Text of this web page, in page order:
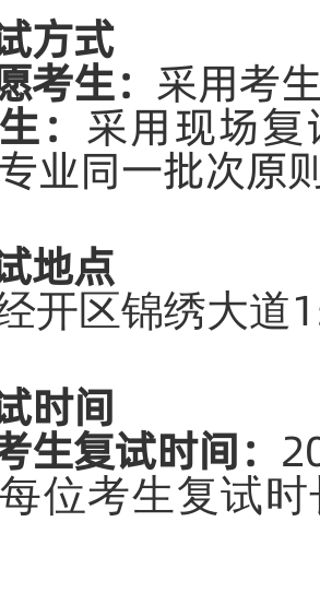
方式
考生： 采用考
： 采用现场
业同一批次原
地点
开区锦绣大道
时间
生复试时间：
位考生复试